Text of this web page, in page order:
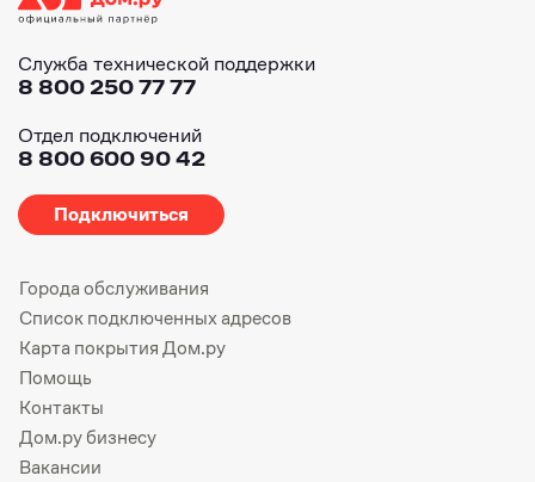
Служба технической поддержки
8 800 250 77 77
Отдел подключений
8 800 600 90 42
Подключиться
Города обслуживания
Список подключенных адресов
Карта покрытия Дом.ру
Помощь
Контакты
Дом.ру бизнесу
Вакансии